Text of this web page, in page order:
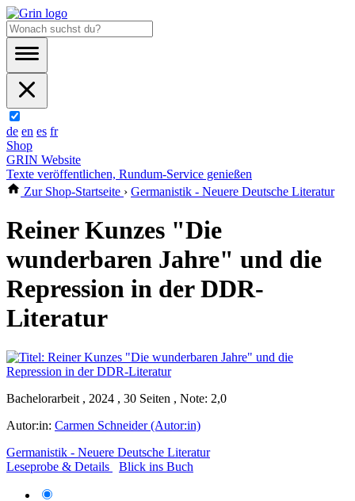
de en es fr
Shop
GRIN Website
Texte veröffentlichen, Rundum-Service genießen
Zur Shop-Startseite › Germanistik - Neuere Deutsche Literatur
Reiner Kunzes "Die
wunderbaren Jahre" und die
Repression in der DDR-
Literatur
Bachelorarbeit , 2024 , 30 Seiten , Note: 2,0
Autor:in: Carmen Schneider (Autor:in)
Germanistik - Neuere Deutsche Literatur
Leseprobe & Details
Blick ins Buch